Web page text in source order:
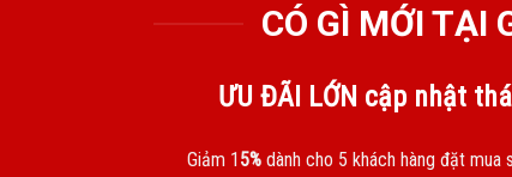
CÓ GÌ MỚI TẠI
ƯU ĐÃI LỚN cập nhật
Giảm 15%dành cho 5 khách hàng đặt mua